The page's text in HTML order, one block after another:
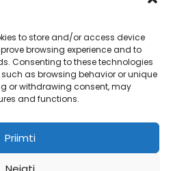
to store and/or access device
browsing experience and to
Consenting to these technologies
as browsing behavior or unique
or withdrawing consent, may
and functions.
Priimti